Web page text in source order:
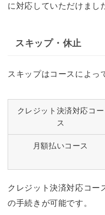
に対応していただけまし
スキップ・休止
スキップはコースによっ
クレジット決済対応コー
ス
月額払いコース
クレジット決済対応コー
の手続きが可能です。